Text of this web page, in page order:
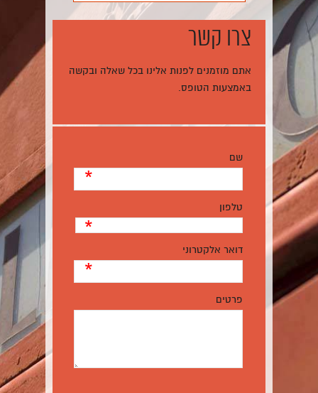
צרו קשר
אתם מוזמנים לפנות אלינו בכל שאלה ובקשה
באמצעות הטופס.
שם
*
טלפון
*
דואר אלקטרוני
*
פרטים